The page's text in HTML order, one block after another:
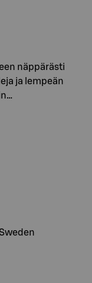
näppärästi
ja lempeän